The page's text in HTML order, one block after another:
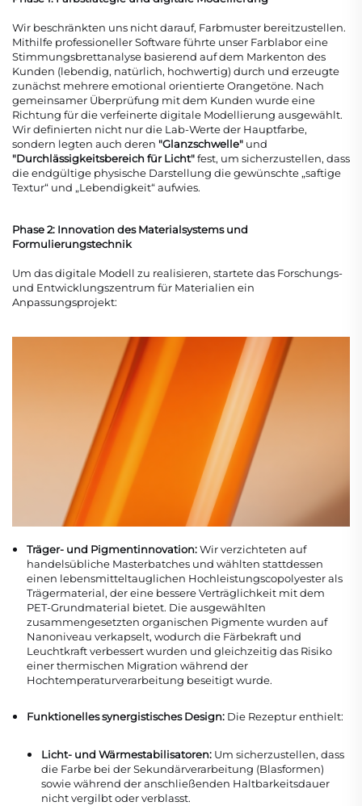
Wir beschränkten uns nicht darauf, Farbmuster bereitzustellen.
Mithilfe professioneller Software führte unser Farblabor eine
Stimmungsbrettanalyse basierend auf dem Markenton des
Kunden (lebendig, natürlich, hochwertig) durch und erzeugte
zunächst mehrere emotional orientierte Orangetöne. Nach
gemeinsamer Überprüfung mit dem Kunden wurde eine
Richtung für die verfeinerte digitale Modellierung ausgewählt.
Wir definierten nicht nur die Lab-Werte der Hauptfarbe,
sondern legten auch deren "Glanzschwelle" und
"Durchlässigkeitsbereich für Licht"fest, um sicherzustellen, dass
die endgültige physische Darstellung die gewünschte „saftige
Textur“ und „Lebendigkeit“ aufwies.
Phase 2: Innovation des Materialsystems und
Formulierungstechnik
Um das digitale Modell zu realisieren, startete das Forschungs-
und Entwicklungszentrum für Materialien ein
Anpassungsprojekt:
Träger- und Pigmentinnovation:Wir verzichteten auf
handelsübliche Masterbatches und wählten stattdessen
einen lebensmitteltauglichen Hochleistungscopolyester als
Trägermaterial, der eine bessere Verträglichkeit mit dem
PET-Grundmaterial bietet. Die ausgewählten
zusammengesetzten organischen Pigmente wurden auf
Nanoniveau verkapselt, wodurch die Färbekraft und
Leuchtkraft verbessert wurden und gleichzeitig das Risiko
einer thermischen Migration während der
Hochtemperaturverarbeitung beseitigt wurde.
Funktionelles synergistisches Design: Die Rezeptur enthielt:
Licht- und Wärmestabilisatoren: Um sicherzustellen, dass
die Farbe bei der Sekundärverarbeitung (Blasformen)
sowie während der anschließenden Haltbarkeitsdauer
nicht vergilbt oder verblasst.